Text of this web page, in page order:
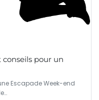
conseils pour un
Escapade Week-end